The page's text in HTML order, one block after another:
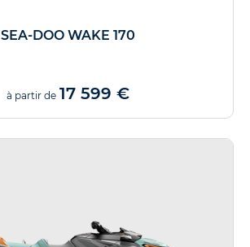
SEA-DOO WAKE 170
à partir de 17 599 €